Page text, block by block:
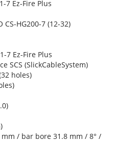
7 Ez-Fire Plus
CS-HG200-7 (12-32)
7 Ez-Fire Plus
SCS (SlickCableSystem)
holes)
mm / bar bore 31.8 mm / 8° /